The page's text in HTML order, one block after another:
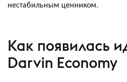
нестабильным ценником.
Как появилась
Darvin Economy